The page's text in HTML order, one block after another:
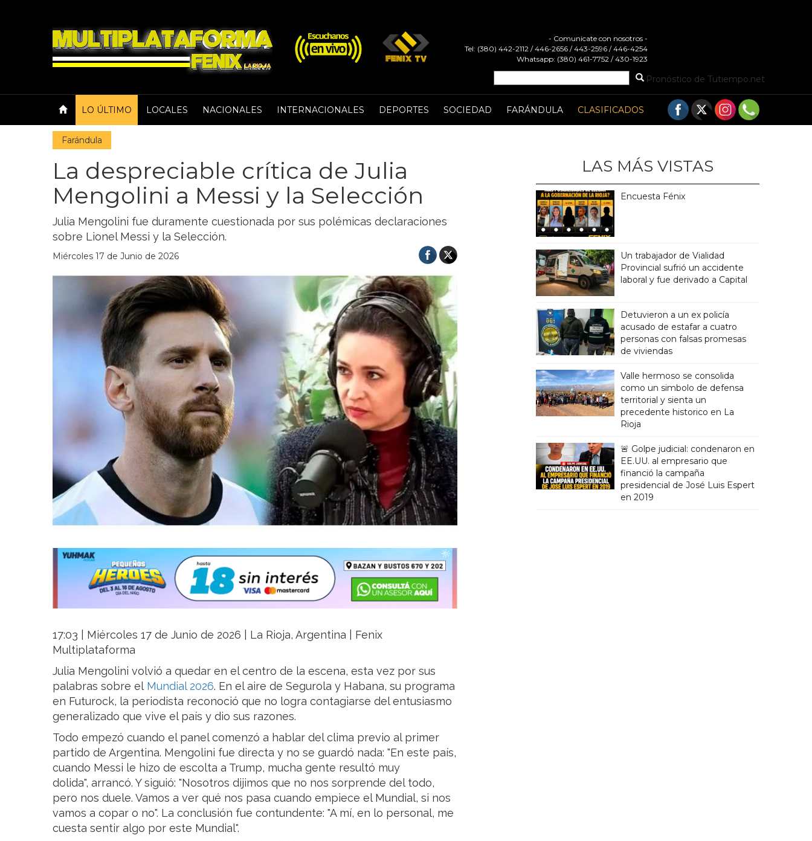
- Comunicate con nosotros -
Tel: (380) 442-2112 / 446-2656 / 443-2596 / 446-4254
Whatsapp: (380) 461-7752 / 430-1923
Pronóstico de Tutiempo.net
LO ÚLTIMO LOCALES NACIONALES INTERNACIONALES DEPORTES SOCIEDAD FARÁNDULA CLASIFICADOS
Farándula
La despreciable crítica de Julia
Mengolini a Messi y la Selección
Julia Mengolini fue duramente cuestionada por sus polémicas declaraciones
sobre Lionel Messi y la Selección.
Miércoles 17 de Junio de 2026
17:03 | Miércoles 17 de Junio de 2026 | La Rioja, Argentina | Fenix
Multiplataforma
Julia Mengolini volvió a quedar en el centro de la escena, esta vez por sus
palabras sobre el Mundial 2026. En el aire de Segurola y Habana, su programa
en Futurock, la periodista reconoció que no logra contagiarse del entusiasmo
generalizado que vive el país y dio sus razones.
Todo empezó cuando el panel comenzó a hablar del clima previo al primer
partido de Argentina. Mengolini fue directa y no se guardó nada: "En este país,
cuando Messi le hizo de escolta a Trump, mucha gente resultó muy
dolida", arrancó. Y siguió: "Nosotros dijimos que no nos sorprende del todo,
pero nos duele. Vamos a ver qué nos pasa cuando empiece el Mundial, si nos
vamos a copar o no". La conclusión fue contundente: "A mí, en lo personal, me
cuesta sentir algo por este Mundial".
LAS MÁS VISTAS
Encuesta Fénix
Un trabajador de Vialidad
Provincial sufrió un accidente
laboral y fue derivado a Capital
Detuvieron a un ex policía
acusado de estafar a cuatro
personas con falsas promesas
de viviendas
Valle hermoso se consolida
como un simbolo de defensa
territorial y sienta un
precedente historico en La
Rioja
🚨 Golpe judicial: condenaron en
EE.UU. al empresario que
financió la campaña
presidencial de José Luis Espert
en 2019